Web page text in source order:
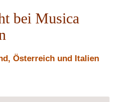
bei Musica
Österreich und Italien